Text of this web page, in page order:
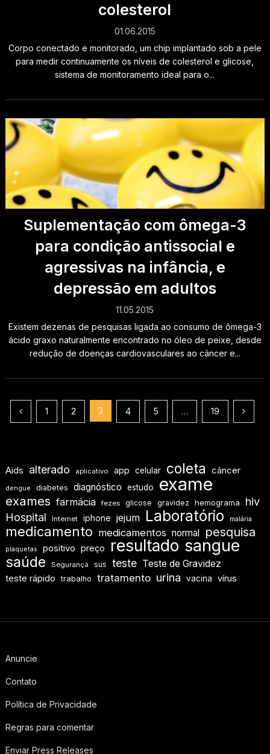
colesterol
01.06.2015
Corpo conectado e monitorado, um chip implantado sob a pele
para medir continuamente os níveis de colesterol e glicose,
sistema de monitoramento ideal para o...
Suplementação com ômega-3
para condição antissocial e
agressivas na infância, e
depressão em adultos
11.05.2015
Existem dezenas de pesquisas ligada ao consumo de ômega-3
ácido graxo naturalmente encontrado no óleo de peixe, desde
redução de doenças cardiovasculares ao câncer e...
Paginação
1 2 3 4 5 … 19
Aids alterado aplicativo app celular coleta câncer
dengue diabetes diagnóstico estudo exame
exames farmácia fezes glicose gravidez hemograma
hiv
Hospital
Internet iphone jejum Laboratório malária
medicamento medicamentos normal pesquisa
plaquetas positivo preço resultado sangue
saúde Segurança sus teste Teste de Gravidez
teste rápido trabalho tratamento urina vacina vírus
Anuncie
Contato
Política de Privacidade
Regras para comentar
Enviar Press Releases